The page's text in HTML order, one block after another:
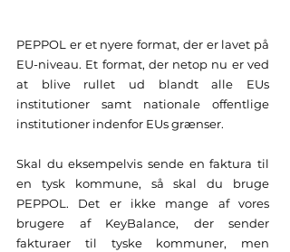
PEPPOL er et nyere format, der er lavet på
EU-niveau. Et format, der netop nu er ved
at blive rullet ud blandt alle EUs
institutioner samt nationale offentlige
institutioner indenfor EUs grænser.
Skal du eksempelvis sende en faktura til
en tysk kommune, så skal du bruge
PEPPOL. Det er ikke mange af vores
brugere af KeyBalance, der sender
fakturaer til tyske kommuner, men